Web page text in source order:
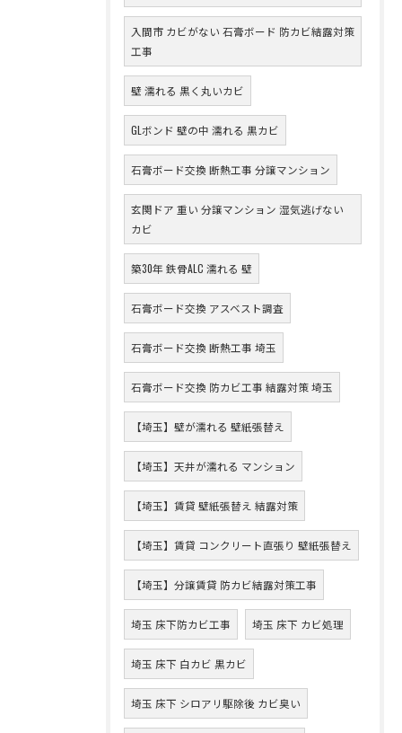
入間市 カビがない 石膏ボード 防カビ結露対策
工事
壁 濡れる 黒く丸いカビ
GLボンド 壁の中 濡れる 黒カビ
石膏ボード交換 断熱工事 分譲マンション
玄関ドア 重い 分譲マンション 湿気逃げない
カビ
築30年 鉄骨ALC 濡れる 壁
石膏ボード交換 アスベスト調査
石膏ボード交換 断熱工事 埼玉
石膏ボード交換 防カビ工事 結露対策 埼玉
【埼玉】壁が濡れる 壁紙張替え
【埼玉】天井が濡れる マンション
【埼玉】賃貸 壁紙張替え 結露対策
【埼玉】賃貸 コンクリート直張り 壁紙張替え
【埼玉】分譲賃貸 防カビ結露対策工事
埼玉 床下防カビ工事 埼玉 床下 カビ処理
埼玉 床下 白カビ 黒カビ
埼玉 床下 シロアリ駆除後 カビ臭い